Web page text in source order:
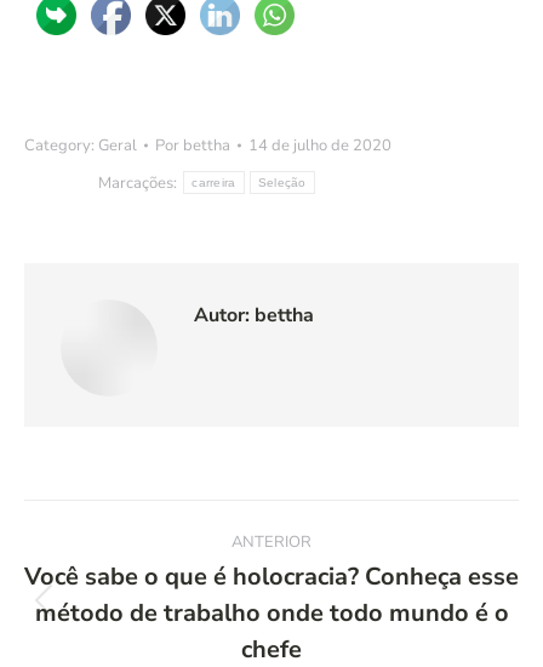
Category: Geral Por bettha
14 de julho de 2020
Marcações:
carreira Seleção
Autor: bettha
Navegação
de
post:
ANTERIOR
Post
anterior:
Você sabe o que é holocracia? Conheça esse
método de trabalho onde todo mundo é o
chefe